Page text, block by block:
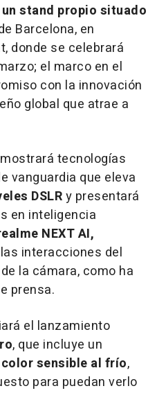
un stand propio situado
Barcelona, en
donde se celebrará
el marco en el
con la innovación
global que atrae a
tecnologías
vanguardia que eleva
DSLRy presentará
en inteligencia
NEXT AI,
interacciones del
la cámara, como ha
prensa.
el lanzamiento
, que incluye un
sensible al frío,
para puedan verlo